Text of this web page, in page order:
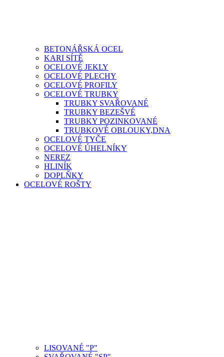
BETONÁŘSKÁ OCEL
KARI SÍTĚ
OCELOVÉ JEKLY
OCELOVÉ PLECHY
OCELOVÉ PROFILY
OCELOVÉ TRUBKY
TRUBKY SVAŘOVANÉ
TRUBKY BEZEŠVÉ
TRUBKY POZINKOVANÉ
TRUBKOVÉ OBLOUKY,DNA
OCELOVÉ TYČE
OCELOVÉ ÚHELNÍKY
NEREZ
HLINÍK
DOPLŇKY
OCELOVÉ ROŠTY
LISOVANÉ "P"